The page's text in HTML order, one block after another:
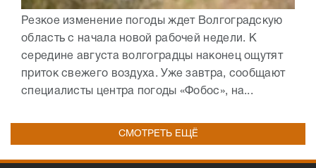
Резкое изменение погоды ждет Волгоградскую
область с начала новой рабочей недели. К
середине августа волгоградцы наконец ощутят
приток свежего воздуха. Уже завтра, сообщают
специалисты центра погоды «Фобос», на...
СМОТРЕТЬ ЕЩЁ